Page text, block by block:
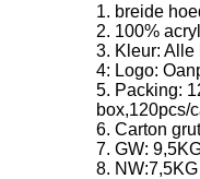
1. breide
2. 100%
3. Kleur:
4: Logo:
5. Packing:
box,120pcs/
6. Carton
7. GW:
8. NW:7,5KG